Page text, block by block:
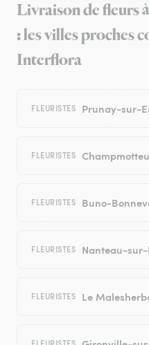
Livraison de fleurs
: les villes proches
Interflora
FLEURISTES Prunay-sur-
FLEURISTES
FLEURISTES Buno-
FLEURISTES Nanteau-sur-
FLEURISTES Le